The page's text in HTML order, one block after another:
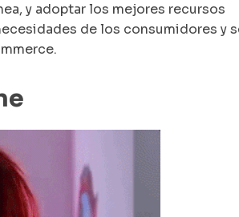
y adoptar los mejores recursos
de los consumidores y